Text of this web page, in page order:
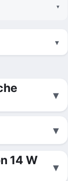
14 W